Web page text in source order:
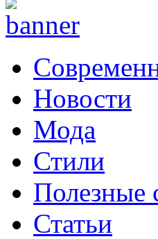
Новости
Мода
Стили
Полезные
Статьи